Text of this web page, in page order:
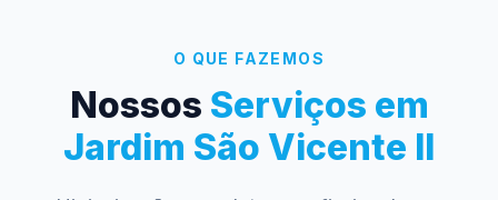
O QUE FAZEMOS
Nossos Serviços em
Jardim São Vicente II